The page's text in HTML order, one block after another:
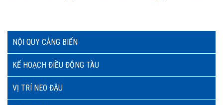
NỘI QUY CẢNG BIỂN
KẾ HOẠCH ĐIỀU ĐỘNG TÀU
VỊ TRÍ NEO ĐẬU